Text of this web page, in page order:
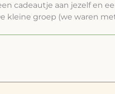
cadeautje aan jezelf en
groep (we waren